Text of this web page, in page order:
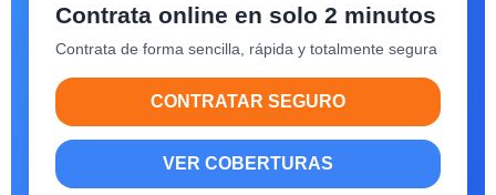
Contrata online en solo 2 minutos
Contrata de forma sencilla, rápida y totalmente segura
CONTRATAR SEGURO
VER COBERTURAS